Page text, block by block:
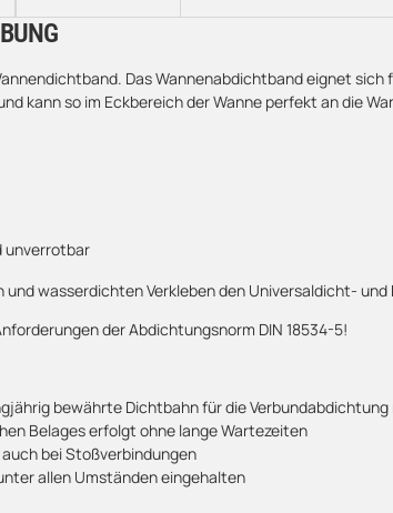
Das Wannenabdichtband eignet
kann so im Eckbereich der Wanne perfekt an die
unverrotbar
wasserdichten Verkleben den Universaldicht- und
der Abdichtungsnorm DIN 18534-5!
bewährte Dichtbahn für die
Belages erfolgt ohne lange Wartezeiten
bei Stoßverbindungen
allen Umständen eingehalten